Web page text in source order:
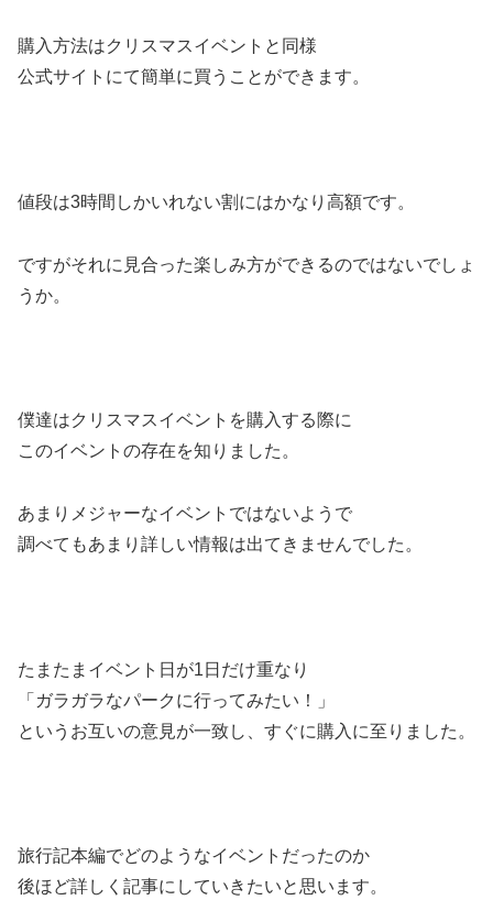
購入方法はクリスマスイベントと同様
公式サイトにて簡単に買うことができます。
値段は3時間しかいれない割にはかなり高額です。
ですがそれに見合った楽しみ方ができるのではないでしょ
うか。
僕達はクリスマスイベントを購入する際に
このイベントの存在を知りました。
あまりメジャーなイベントではないようで
調べてもあまり詳しい情報は出てきませんでした。
たまたまイベント日が1日だけ重なり
「ガラガラなパークに行ってみたい！」
というお互いの意見が一致し、すぐに購入に至りました。
旅行記本編でどのようなイベントだったのか
後ほど詳しく記事にしていきたいと思います。